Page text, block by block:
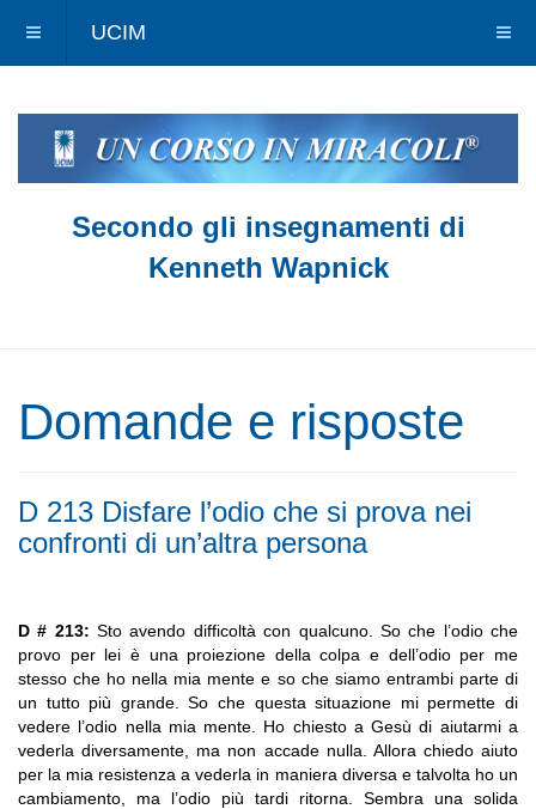
UCIM
Secondo gli insegnamenti di
Kenneth Wapnick
Domande e risposte
D 213 Disfare l’odio che si prova nei
confronti di un’altra persona
D # 213: Sto avendo difficoltà con qualcuno. So che l’odio che
provo per lei è una proiezione della colpa e dell’odio per me
stesso che ho nella mia mente e so che siamo entrambi parte di
un tutto più grande. So che questa situazione mi permette di
vedere l’odio nella mia mente. Ho chiesto a Gesù di aiutarmi a
vederla diversamente, ma non accade nulla. Allora chiedo aiuto
per la mia resistenza a vederla in maniera diversa e talvolta ho un
cambiamento, ma l’odio più tardi ritorna. Sembra una solida